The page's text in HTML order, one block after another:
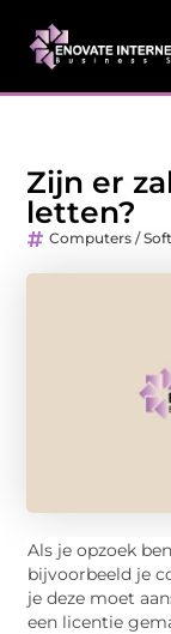
Zijn er
letten?
Computers /
Als je opzoek
bijvoorbeeld je
je deze moet
een licentie